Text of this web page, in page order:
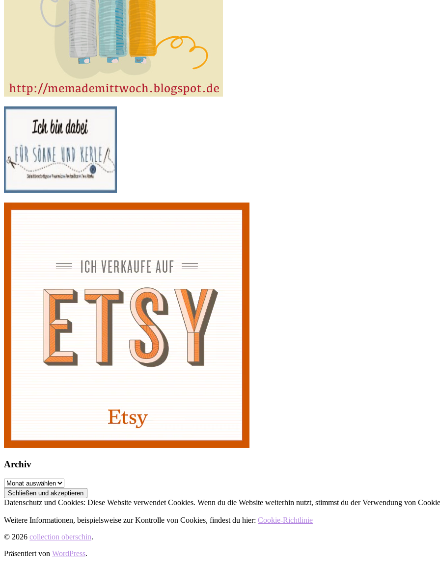
Archiv
Archiv
Datenschutz und Cookies: Diese Website verwendet Cookies. Wenn du die Website weiterhin nutzt, stimmst du der Verwendung von
Weitere Informationen, beispielsweise zur Kontrolle von Cookies, findest du hier: Cookie-Richtlinie
© 2026 collection oberschin.
Präsentiert von WordPress.